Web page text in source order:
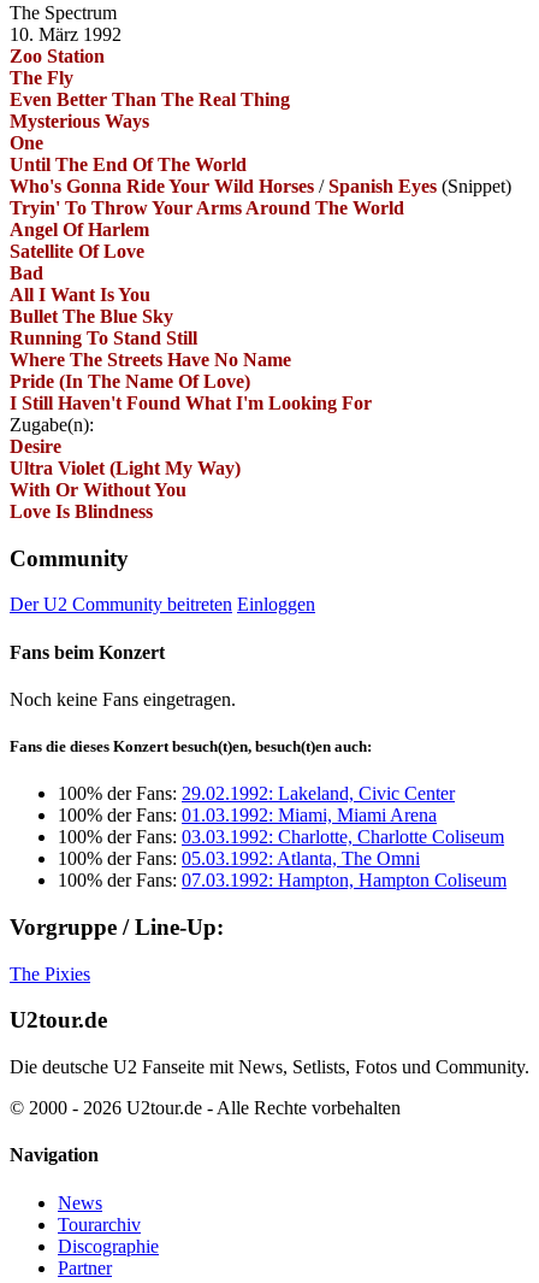
The Spectrum
10. März 1992
Zoo Station
The Fly
Even Better Than The Real Thing
Mysterious Ways
One
Until The End Of The World
Who's Gonna Ride Your Wild Horses /Spanish Eyes (Snippet)
Tryin' To Throw Your Arms Around The World
Angel Of Harlem
Satellite Of Love
Bad
All I Want Is You
Bullet The Blue Sky
Running To Stand Still
Where The Streets Have No Name
Pride (In The Name Of Love)
I Still Haven't Found What I'm Looking For
Zugabe(n):
Desire
Ultra Violet (Light My Way)
With Or Without You
Love Is Blindness
Community
Der U2 Community beitreten Einloggen
Fans beim Konzert
Noch keine Fans eingetragen.
Fans die dieses Konzert besuch(t)en, besuch(t)en auch:
100% der Fans: 29.02.1992: Lakeland, Civic Center
100% der Fans: 01.03.1992: Miami, Miami Arena
100% der Fans: 03.03.1992: Charlotte, Charlotte Coliseum
100% der Fans: 05.03.1992: Atlanta, The Omni
100% der Fans: 07.03.1992: Hampton, Hampton Coliseum
Vorgruppe / Line-Up:
The Pixies
U2tour.de
Die deutsche U2 Fanseite mit News, Setlists, Fotos und Community.
© 2000 - 2026 U2tour.de - Alle Rechte vorbehalten
Navigation
News
Tourarchiv
Discographie
Partner